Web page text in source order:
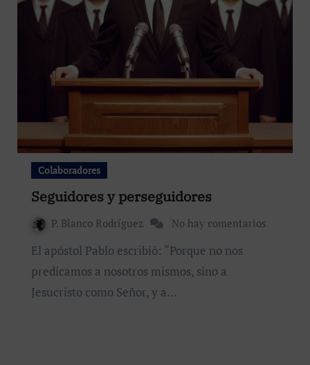
Colaboradores
Seguidores y perseguidores
P. Blanco Rodríguez No hay comentarios
El apóstol Pablo escribió: “Porque no nos
predicamos a nosotros mismos, sino a
Jesucristo como Señor, y a…